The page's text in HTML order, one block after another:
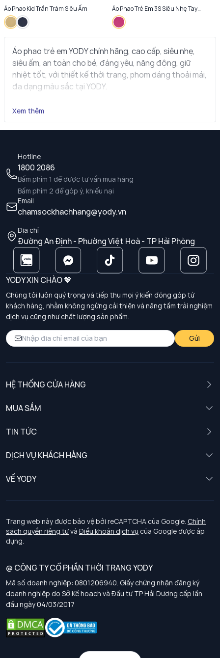
Áo Phao Kid Trần Trám Siêu Ấm
Áo Phao Trẻ Em 3S Siêu Nhẹ Tay
Raglan
Áo phao trẻ em YODY chính hãng, cao cấp, siêu nhẹ,
siêu ấm, an toàn cho bé, đáng yêu, năng động, giữ
nhiệt tốt, với thiết kế thời trang, phom dáng thoải mái,
đa dạng màu sắc tại YODY.
Xem thêm
Hotline
1800 2086
Bấm phím 1 để được tư vấn mua hàng
Bấm phím 2 để góp ý, khiếu nại
Email
chamsockhachhang@yody.vn
Địa chỉ
Đường An Định - Phường Việt Hoà - TP Hải Phòng
YODY XIN CHÀO 💖
Chúng tôi luôn quý trọng và tiếp thu mọi ý kiến đóng góp từ
khách hàng, nhằm không ngừng cải thiện và nâng tầm trải nghiệm
dịch vụ cũng như chất lượng sản phẩm.
Gửi
HỆ THỐNG CỬA HÀNG
MUA SẮM
TIN TỨC
DỊCH VỤ KHÁCH HÀNG
Chính sách khách hàng thân thiết
Chính sách bảo vệ dữ liệu cá nhân
Chính sách thanh toán, giao nhận
Chính sách chất lượng và an toàn sức khoẻ nghề nghiệp
Chính sách đơn đồng phục
Hướng dẫn chọn kích thước
VỀ YODY
Tuyển dụng
Trang web này được bảo vệ bởi reCAPTCHA của Google. Chính
sách quyền riêng tưvà Điều khoản dịch vụ của Google được áp
dụng.
@ CÔNG TY CỔ PHẦN THỜI TRANG YODY
Mã số doanh nghiệp: 0801206940. Giấy chứng nhận đăng ký
doanh nghiệp do Sở Kế hoạch và Đầu tư TP Hải Dương cấp lần
đầu ngày 04/03/2017